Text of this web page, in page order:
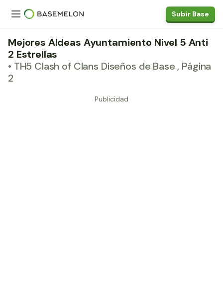
Subir Base
Mejores Aldeas Ayuntamiento Nivel 5 Anti
2 Estrellas
• TH5 Clash of Clans Diseños de Base , Página
2
Publicidad